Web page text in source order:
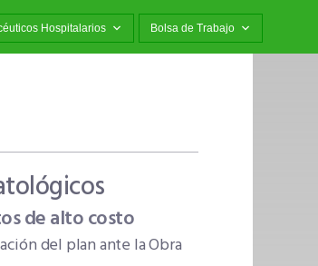
Hospitalarios Bolsa de Trabajo
de alto costo
del plan ante la Obra